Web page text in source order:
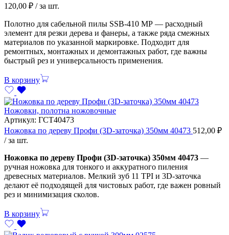
120,00 ₽ / за шт.
Полотно для сабельной пилы SSB-410 МР — расходный
элемент для резки дерева и фанеры, а также ряда смежных
материалов по указанной маркировке. Подходит для
ремонтных, монтажных и демонтажных работ, где важны
быстрый рез и универсальность применения.
В корзину
Ножовки, полотна ножовочные
Артикул: ГСТ40473
Ножовка по дереву Профи (3D-заточка) 350мм 40473 512,00 ₽
/ за шт.
Ножовка по дереву Профи (3D-заточка) 350мм 40473 —
ручная ножовка для тонкого и аккуратного пиления
древесных материалов. Мелкий зуб 11 TPI и 3D-заточка
делают её подходящей для чистовых работ, где важен ровный
рез и минимизация сколов.
В корзину